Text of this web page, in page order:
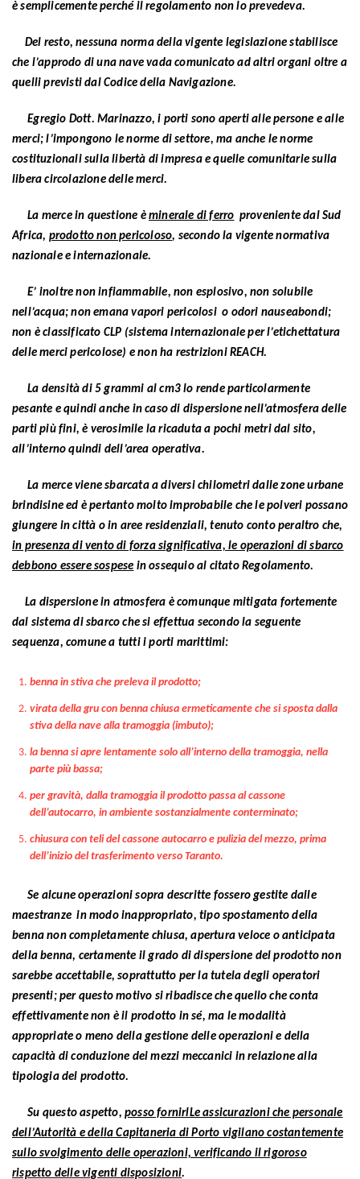
è semplicemente perché il regolamento non lo prevedeva.
Del resto, nessuna norma della vigente legislazione stabilisce
che l’approdo di una nave vada comunicato ad altri organi oltre a
quelli previsti dal Codice della Navigazione.
Egregio Dott. Marinazzo, i porti sono aperti alle persone e alle
merci; l’impongono le norme di settore, ma anche le norme
costituzionali sulla libertà di impresa e quelle comunitarie sulla
libera circolazione delle merci.
La merce in questione è minerale di ferro proveniente dal Sud
Africa, prodotto non pericoloso, secondo la vigente normativa
nazionale e internazionale.
E’ inoltre non infiammabile, non esplosivo, non solubile
nell’acqua; non emana vapori pericolosi o odori nauseabondi;
non è classificato CLP (sistema internazionale per l’etichettatura
delle merci pericolose) e non ha restrizioni REACH.
La densità di 5 grammi al cm3 lo rende particolarmente
pesante e quindi anche in caso di dispersione nell’atmosfera delle
parti più fini, è verosimile la ricaduta a pochi metri dal sito,
all’interno quindi dell’area operativa.
La merce viene sbarcata a diversi chilometri dalle zone urbane
brindisine ed è pertanto molto improbabile che le polveri possano
giungere in città o in aree residenziali, tenuto conto peraltro che,
in presenza di vento di forza significativa, le operazioni di sbarco
debbono essere sospese in ossequio al citato Regolamento.
La dispersione in atmosfera è comunque mitigata fortemente
dal sistema di sbarco che si effettua secondo la seguente
sequenza, comune a tutti i porti marittimi:
benna in stiva che preleva il prodotto;
virata della gru con benna chiusa ermeticamente che si sposta dalla
stiva della nave alla tramoggia (imbuto);
la benna si apre lentamente solo all’interno della tramoggia, nella
parte più bassa;
per gravità, dalla tramoggia il prodotto passa al cassone
dell’autocarro, in ambiente sostanzialmente conterminato;
chiusura con teli del cassone autocarro e pulizia del mezzo, prima
dell’inizio del trasferimento verso Taranto.
Se alcune operazioni sopra descritte fossero gestite dalle
maestranze in modo inappropriato, tipo spostamento della
benna non completamente chiusa, apertura veloce o anticipata
della benna, certamente il grado di dispersione del prodotto non
sarebbe accettabile, soprattutto per la tutela degli operatori
presenti; per questo motivo si ribadisce che quello che conta
effettivamente non è il prodotto in sé, ma le modalità
appropriate o meno della gestione delle operazioni e della
capacità di conduzione dei mezzi meccanici in relazione alla
tipologia del prodotto.
Su questo aspetto, posso fornirlLe assicurazioni che personale
dell’Autorità e della Capitaneria di Porto vigilano costantemente
sullo svolgimento delle operazioni, verificando il rigoroso
rispetto delle vigenti disposizioni.